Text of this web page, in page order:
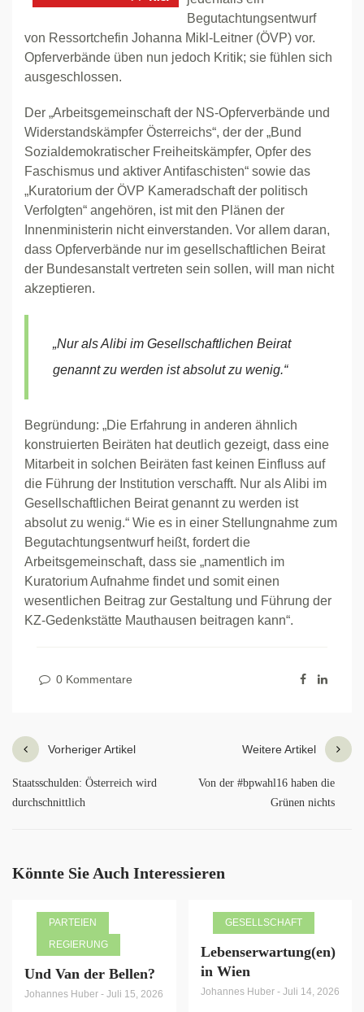
Begutachtungsentwurf
von Ressortchefin Johanna Mikl-Leitner (ÖVP) vor.
Opferverbände üben nun jedoch Kritik; sie fühlen sich
ausgeschlossen.
Der „Arbeitsgemeinschaft der NS-Opferverbände und
Widerstandskämpfer Österreichs“, der der „Bund
Sozialdemokratischer Freiheitskämpfer, Opfer des
Faschismus und aktiver Antifaschisten“ sowie das
„Kuratorium der ÖVP Kameradschaft der politisch
Verfolgten“ angehören, ist mit den Plänen der
Innenministerin nicht einverstanden. Vor allem daran,
dass Opferverbände nur im gesellschaftlichen Beirat
der Bundesanstalt vertreten sein sollen, will man nicht
akzeptieren.
„Nur als Alibi im Gesellschaftlichen Beirat
genannt zu werden ist absolut zu wenig.“
Begründung: „Die Erfahrung in anderen ähnlich
konstruierten Beiräten hat deutlich gezeigt, dass eine
Mitarbeit in solchen Beiräten fast keinen Einfluss auf
die Führung der Institution verschafft. Nur als Alibi im
Gesellschaftlichen Beirat genannt zu werden ist
absolut zu wenig.“ Wie es in einer Stellungnahme zum
Begutachtungsentwurf heißt, fordert die
Arbeitsgemeinschaft, dass sie „namentlich im
Kuratorium Aufnahme findet und somit einen
wesentlichen Beitrag zur Gestaltung und Führung der
KZ-Gedenkstätte Mauthausen beitragen kann“.
0 Kommentare
Vorheriger Artikel
Staatsschulden: Österreich wird
durchschnittlich
Weitere Artikel
Von der #bpwahl16 haben die
Grünen nichts
Könnte Sie Auch Interessieren
PARTEIEN
REGIERUNG
Und Van der Bellen?
Johannes Huber - Juli 15, 2026
GESELLSCHAFT
Lebenserwartung(en)
in Wien
Johannes Huber - Juli 14, 2026